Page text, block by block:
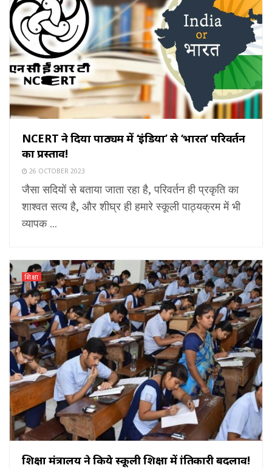
NCERT ने दिया पाठ्यक्रम में ‘इंडिया’ से ‘भारत’ परिवर्तन
का प्रस्ताव!
26 OCTOBER 2023
जैसा सदियों से बताया जाता रहा है, परिवर्तन ही प्रकृति का
शाश्वत सत्य है, और शीघ्र ही हमारे स्कूली पाठ्यक्रम में भी
व्यापक ...
शिक्षा
शिक्षा मंत्रालय ने किये स्कूली शिक्षा में क्रांतिकारी बदलाव!